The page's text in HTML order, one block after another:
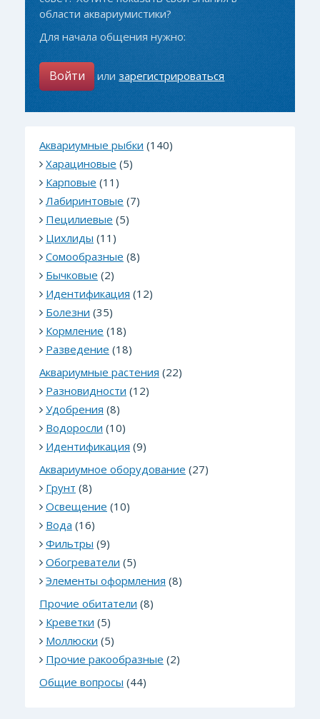
области аквариумистики?
Для начала общения нужно:
Войти илизарегистрироваться
Аквариумные рыбки (140)
Харациновые (5)
Карповые (11)
Лабиринтовые (7)
Пецилиевые (5)
Цихлиды (11)
Сомообразные (8)
Бычковые (2)
Идентификация (12)
Болезни (35)
Кормление (18)
Разведение (18)
Аквариумные растения (22)
Разновидности (12)
Удобрения (8)
Водоросли (10)
Идентификация (9)
Аквариумное оборудование (27)
Грунт (8)
Освещение (10)
Вода (16)
Фильтры (9)
Обогреватели (5)
Элементы оформления (8)
Прочие обитатели (8)
Креветки (5)
Моллюски (5)
Прочие ракообразные (2)
Общие вопросы (44)